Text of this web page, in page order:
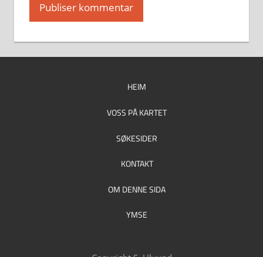
HEIM
VOSS PÅ KARTET
SØKESIDER
KONTAKT
OM DENNE SIDA
YMSE